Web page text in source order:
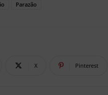
Parazão
X Pinterest